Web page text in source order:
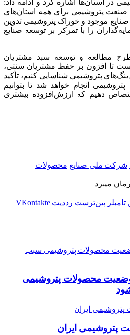
در استان‌ها اشاره کرد و ادامه داد:
پتروشیمی برای همه استان‌های
صنایع موجود و خوراک پتروشیمی تدوین
را با تمرکز بر توسعه صنایع
طرح مطالعه و توسعه سبد مشتریان
تا افزون بر حفظ مشتریان سنتی،
پتروشیمی شناسایی کنیم، تأکید
انجام خواهد شد تا بتوانیم
دهیم که ارزش‌افزوده بیشتری
شرکت ملی صنایع محصولات
‫تامبلر ‫پین‌ترست ‫رددیت ‫VKontakte
محصولات پتروشیمی
پتروشیمی ایران